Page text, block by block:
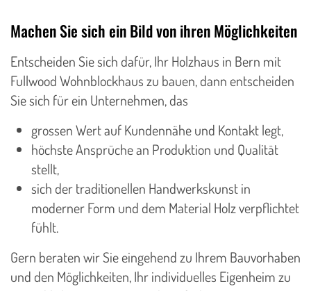
Machen Sie sich ein Bild von ihren Möglichkeiten
Entscheiden Sie sich dafür, Ihr Holzhaus in Bern mit
Fullwood Wohnblockhaus zu bauen, dann entscheiden
Sie sich für ein Unternehmen, das
grossen Wert auf Kundennähe und Kontakt legt,
höchste Ansprüche an Produktion und Qualität
stellt,
sich der traditionellen Handwerkskunst in
moderner Form und dem Material Holz verpflichtet
fühlt.
Gern beraten wir Sie eingehend zu Ihrem Bauvorhaben
und den Möglichkeiten, Ihr individuelles Eigenheim zu